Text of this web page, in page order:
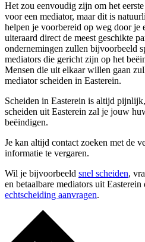
Het zou eenvoudig zijn om het
voor een mediator, maar dit is
helpen je voorbereid op weg door je
uiteraard direct de meest geschikte
ondernemingen zullen bijvoorbeeld
mediators die gericht zijn op het
Mensen die uit elkaar willen gaan
mediator scheiden in Easterein.
Scheiden in Easterein is altijd
scheiden uit Easterein zal je jouw
beëindigen.
Je kan altijd contact zoeken met de
informatie te vergaren.
Wil je bijvoorbeeld snel scheiden,
en betaalbare mediators uit
echtscheiding aanvragen.